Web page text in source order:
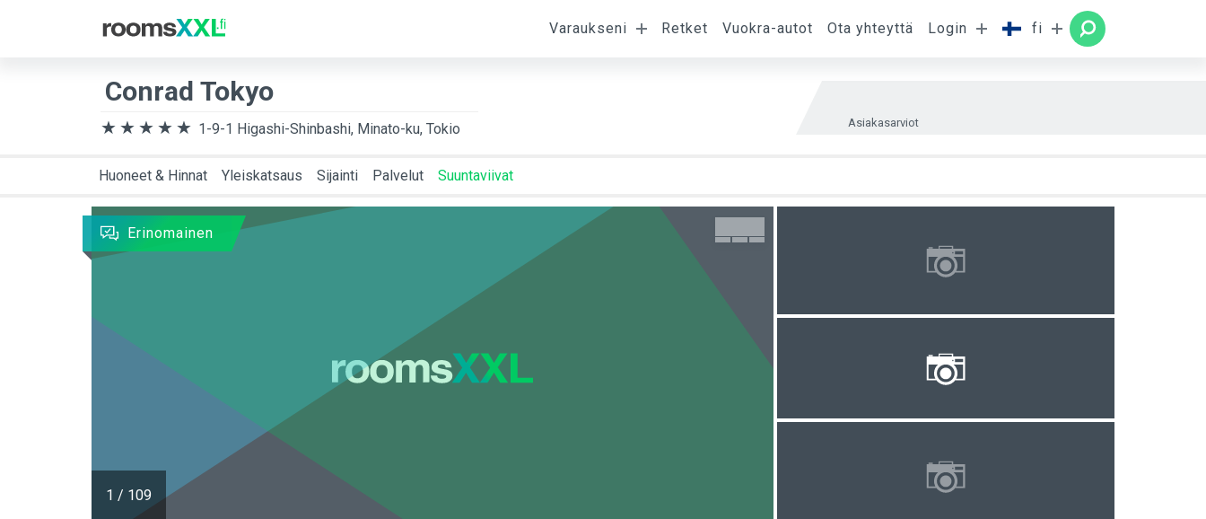
Varaukseni Retket Vuokra-autot Ota yhteyttä Login fi
Matkakohde Lähtöpäivä Asiakkaat Huone
Conrad Tokyo
1-9-1 Higashi-Shinbashi, Minato-ku, Tokio Asiakasarviot
Huoneet & Hinnat Yleiskatsaus Sijainti Palvelut Suuntaviivat
1 / 109
Erinomainen